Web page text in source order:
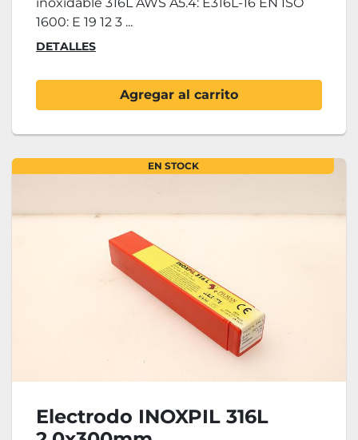
1600: E 19 12 3 ...
DETALLES
Agregar al carrito
EN STOCK
Electrodo INOXPIL 316L